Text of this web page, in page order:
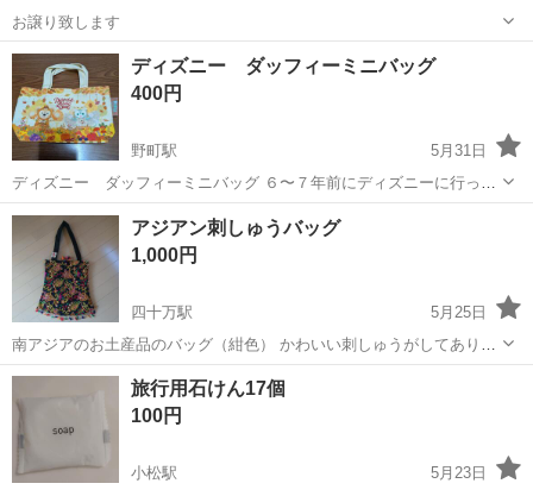
お譲り致します
石川 野々市市 野々市駅 バッグ
ディズニー ダッフィーミニバッグ
400円
野町駅
5月31日
ディズニー ダッフィーミニバッグ ６〜７年前にディズニーに行った
時に購入したお菓子と一緒に付いていたものです。
石川 金沢市 バッグ
アジアン刺しゅうバッグ
1,000円
四十万駅
5月25日
南アジアのお土産品のバッグ（紺色） かわいい刺しゅうがしてありま
す。 ファスナー付き。 生地は薄く、実用性というよりデザインが目を
石川 金沢市 四十万駅 バッグ
旅行用石けん17個
100円
小松駅
5月23日